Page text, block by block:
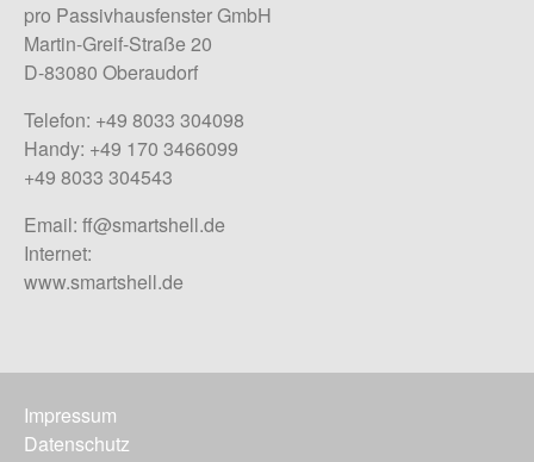
pro Passivhausfenster GmbH
Martin-Greif-Straße 20
D-83080 Oberaudorf
Telefon: +49 8033 304098
Handy: +49 170 3466099
+49 8033 304543
Email: ff@smartshell.de
Internet:
www.smartshell.de
Impressum
Datenschutz